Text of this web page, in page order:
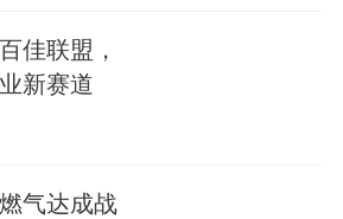
佳联盟，
新赛道
气达成战